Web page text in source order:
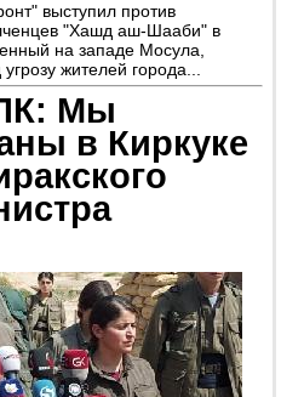
выступил против
"Хашд аш-Шааби" в
на западе Мосула,
жителей города...
Мы
в Киркуке